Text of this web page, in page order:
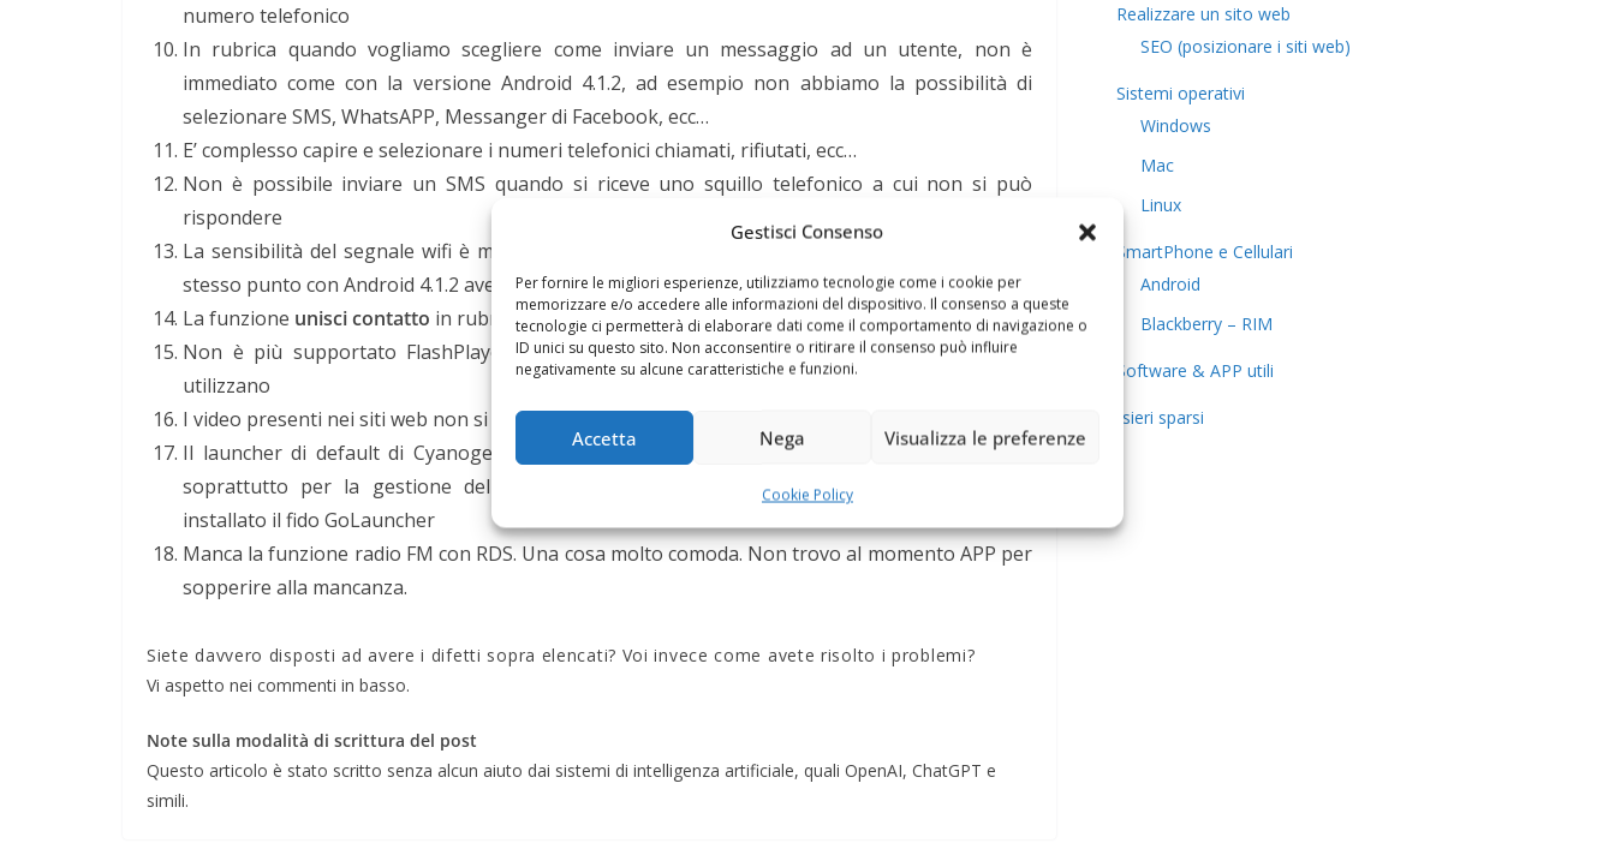
Gestisci Consenso
Per fornire le migliori esperienze, utilizziamo tecnologie come i cookie per
memorizzare e/o accedere alle informazioni del dispositivo. Il consenso a queste
tecnologie ci permetterà di elaborare dati come il comportamento di navigazione o
ID unici su questo sito. Non acconsentire o ritirare il consenso può influire
negativamente su alcune caratteristiche e funzioni.
Accetta Nega Visualizza le preferenze
Cookie Policy
numero telefonico
In rubrica quando vogliamo scegliere come inviare un messaggio ad un utente, non è
immediato come con la versione Android 4.1.2, ad esempio non abbiamo la possibilità di
selezionare SMS, WhatsAPP, Messanger di Facebook, ecc…
E’ complesso capire e selezionare i numeri telefonici chiamati, rifiutati, ecc…
Non è possibile inviare un SMS quando si riceve uno squillo telefonico a cui non si può
rispondere
La sensibilità del segnale wifi è minore, ad esempio in ufficio perdo il segnale wifi, ma nello
stesso punto con Android 4.1.2 avevo ben 2“tacchette”
La funzione unisci contatto in rubrica è molto complessa e poco immediata
Non è più supportato FlashPlayer, anche se poco usato molti siti web e app ancora lo
utilizzano
I video presenti nei siti web non si vedono, ma c’e’ solo l’audio
Il launcher di default di CyanogenMod è Trebushet, trovato molto limitato nelle funzioni,
soprattutto per la gestione delle dimensione delle icone, assolutamente mancante. Ho
installato il fido GoLauncher
Manca la funzione radio FM con RDS. Una cosa molto comoda. Non trovo al momento APP per
sopperire alla mancanza.
Siete davvero disposti ad avere i difetti sopra elencati? Voi invece come avete risolto i problemi?
Vi aspetto nei commenti in basso.
Note sulla modalità di scrittura del post
Questo articolo è stato scritto senza alcun aiuto dai sistemi di intelligenza artificiale, quali OpenAI, ChatGPT e
simili.
Realizzare un sito web
SEO (posizionare i siti web)
Sistemi operativi
Windows
Mac
Linux
SmartPhone e Cellulari
Android
Blackberry – RIM
Software & APP utili
Pensieri sparsi